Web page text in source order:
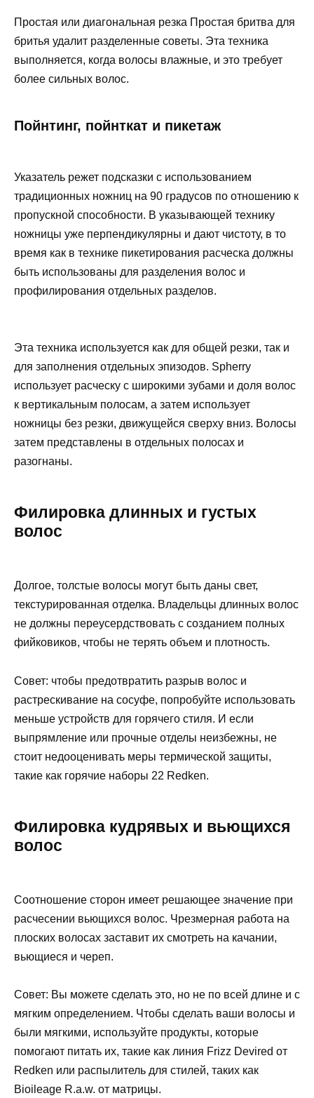
Простая или диагональная резка Простая бритва для
бритья удалит разделенные советы. Эта техника
выполняется, когда волосы влажные, и это требует
более сильных волос.
Пойнтинг, пойнткат и пикетаж
Указатель режет подсказки с использованием
традиционных ножниц на 90 градусов по отношению к
пропускной способности. В указывающей технику
ножницы уже перпендикулярны и дают чистоту, в то
время как в технике пикетирования расческа должны
быть использованы для разделения волос и
профилирования отдельных разделов.
Эта техника используется как для общей резки, так и
для заполнения отдельных эпизодов. Spherry
использует расческу с широкими зубами и доля волос
к вертикальным полосам, а затем использует
ножницы без резки, движущейся сверху вниз. Волосы
затем представлены в отдельных полосах и
разогнаны.
Филировка длинных и густых
волос
Долгое, толстые волосы могут быть даны свет,
текстурированная отделка. Владельцы длинных волос
не должны переусердствовать с созданием полных
фийковиков, чтобы не терять объем и плотность.
Совет: чтобы предотвратить разрыв волос и
растрескивание на сосуфе, попробуйте использовать
меньше устройств для горячего стиля. И если
выпрямление или прочные отделы неизбежны, не
стоит недооценивать меры термической защиты,
такие как горячие наборы 22 Redken.
Филировка кудрявых и вьющихся
волос
Соотношение сторон имеет решающее значение при
расчесении вьющихся волос. Чрезмерная работа на
плоских волосах заставит их смотреть на качании,
вьющиеся и череп.
Совет: Вы можете сделать это, но не по всей длине и с
мягким определением. Чтобы сделать ваши волосы и
были мягкими, используйте продукты, которые
помогают питать их, такие как линия Frizz Devired от
Redken или распылитель для стилей, таких как
Bioileage R.a.w. от матрицы.